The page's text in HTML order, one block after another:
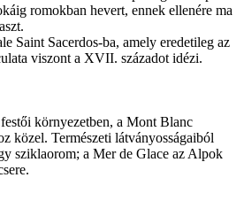
romokban hevert, ennek ellenére ma
Saint Sacerdos-ba, amely eredetileg az
viszont a XVII. századot idézi.
környezetben, a Mont Blanc
közel. Természeti látványosságaiból
sziklaorom; a Mer de Glace az Alpok